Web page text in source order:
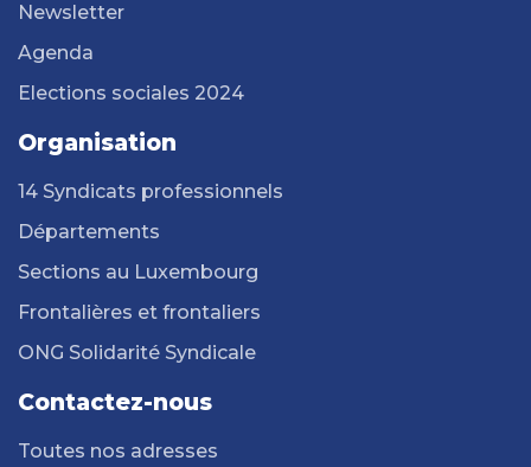
Newsletter
Agenda
Elections sociales 2024
Organisation
14 Syndicats professionnels
Départements
Sections au Luxembourg
Frontalières et frontaliers
ONG Solidarité Syndicale
Contactez-nous
Toutes nos adresses